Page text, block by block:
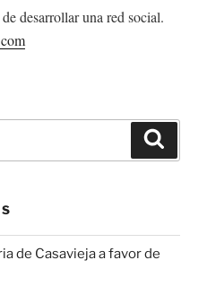
desarrollar una red social.
de Casavieja a favor de